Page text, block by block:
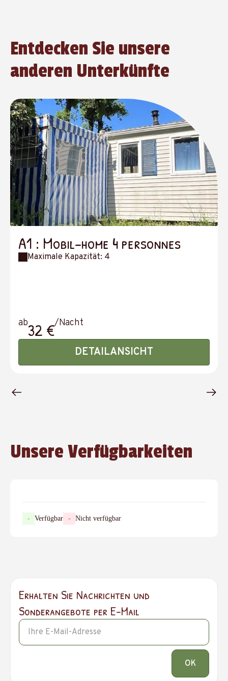
Entdecken Sie unsere
anderen Unterkünfte
A1 : Mobil-home 4 personnes
Maximale Kapazität: 4
ab32 €/Nacht
DETAILANSICHT
Unsere Verfügbarkeiten
- Verfügbar - Nicht verfügbar
Erhalten Sie Nachrichten und
Sonderangebote per E-Mail
OK